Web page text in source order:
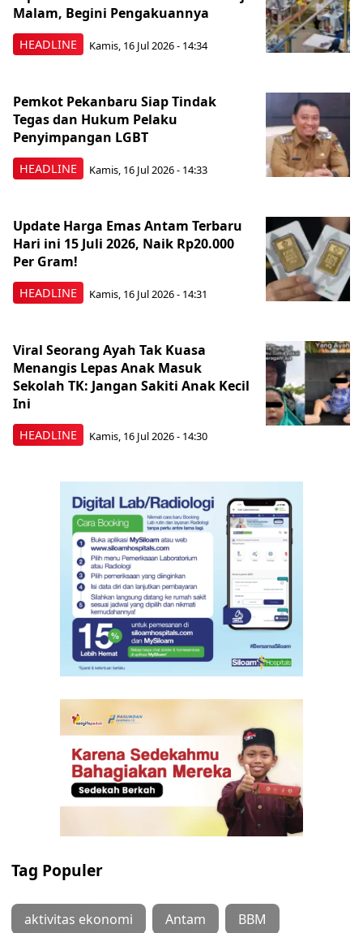
HEADLINE
Malam, Begini Pengakuannya
Kamis, 16 Jul 2026 - 14:34
HEADLINE
Pemkot Pekanbaru Siap Tindak
Tegas dan Hukum Pelaku
Penyimpangan LGBT
Kamis, 16 Jul 2026 - 14:33
HEADLINE
Update Harga Emas Antam Terbaru
Hari ini 15 Juli 2026, Naik Rp20.000
Per Gram!
Kamis, 16 Jul 2026 - 14:31
HEADLINE
Viral Seorang Ayah Tak Kuasa
Menangis Lepas Anak Masuk
Sekolah TK: Jangan Sakiti Anak Kecil
Ini
Kamis, 16 Jul 2026 - 14:30
Tag Populer
aktivitas ekonomi Antam BBM